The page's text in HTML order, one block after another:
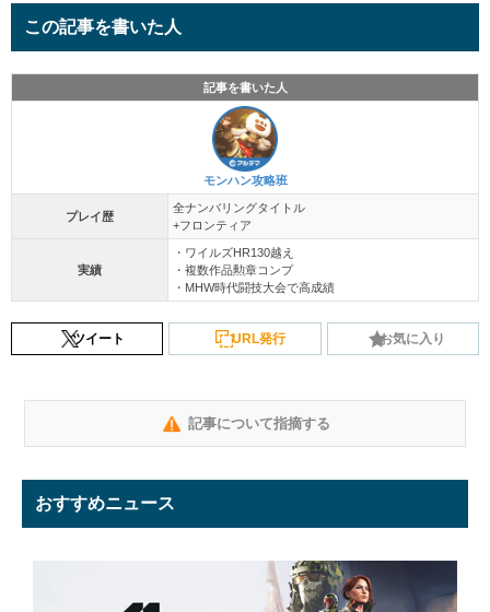
この記事を書いた人
記事を書いた人
モンハン攻略班
プレイ歴
全ナンバリングタイトル
+フロンティア
実績
・ワイルズHR130越え
・複数作品勲章コンプ
・MHW時代闘技大会で高成績
ツイート URL発行 お気に入り
記事について指摘する
おすすめニュース